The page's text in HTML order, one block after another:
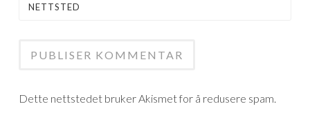
NETTSTED
Dette nettstedet bruker Akismet for å redusere spam.